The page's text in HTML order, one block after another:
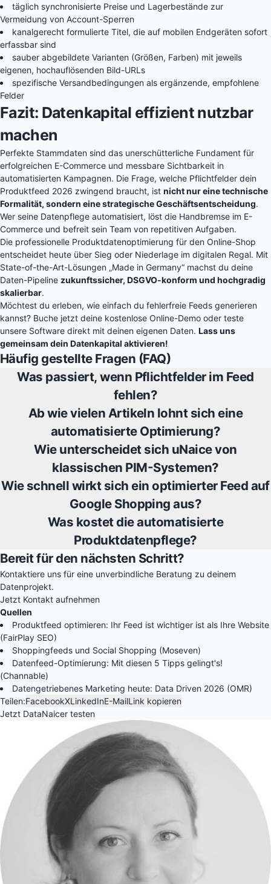
täglich synchronisierte Preise und Lagerbestände zur
Vermeidung von Account-Sperren
kanalgerecht formulierte Titel, die auf mobilen Endgeräten sofort
erfassbar sind
sauber abgebildete Varianten (Größen, Farben) mit jeweils
eigenen, hochauflösenden Bild-URLs
spezifische Versandbedingungen als ergänzende, empfohlene
Felder
Fazit: Datenkapital effizient nutzbar
machen
Perfekte Stammdaten sind das unerschütterliche Fundament für
erfolgreichen E-Commerce und messbare Sichtbarkeit in
automatisierten Kampagnen. Die Frage, welche Pflichtfelder dein
Produktfeed 2026 zwingend braucht, ist nicht nur eine technische
Formalität, sondern eine strategische Geschäftsentscheidung.
Wer seine Datenpflege automatisiert, löst die Handbremse im E-
Commerce und befreit sein Team von repetitiven Aufgaben.
Die professionelle Produktdatenoptimierung für den Online-Shop
entscheidet heute über Sieg oder Niederlage im digitalen Regal. Mit
State-of-the-Art-Lösungen „Made in Germany“ machst du deine
Daten-Pipeline zukunftssicher, DSGVO-konform und hochgradig
skalierbar.
Möchtest du erleben, wie einfach du fehlerfreie Feeds generieren
kannst? Buche jetzt deine kostenlose Online-Demo oder teste
unsere Software direkt mit deinen eigenen Daten. Lass uns
gemeinsam dein Datenkapital aktivieren!
Häufig gestellte Fragen (FAQ)
Was passiert, wenn Pflichtfelder im Feed
fehlen?
Ab wie vielen Artikeln lohnt sich eine
automatisierte Optimierung?
Wie unterscheidet sich uNaice von
klassischen PIM-Systemen?
Wie schnell wirkt sich ein optimierter Feed auf
Google Shopping aus?
Was kostet die automatisierte
Produktdatenpflege?
Bereit für den nächsten Schritt?
Kontaktiere uns für eine unverbindliche Beratung zu deinem
Datenprojekt.
Jetzt Kontakt aufnehmen
Quellen
Produktfeed optimieren: Ihr Feed ist wichtiger ist als Ihre Website
(FairPlay SEO)
Shoppingfeeds und Social Shopping (Moseven)
Datenfeed-Optimierung: Mit diesen 5 Tipps gelingt's!
(Channable)
Datengetriebenes Marketing heute: Data Driven 2026 (OMR)
Teilen:FacebookXLinkedInE-MailLink kopieren
Jetzt DataNaicer testen